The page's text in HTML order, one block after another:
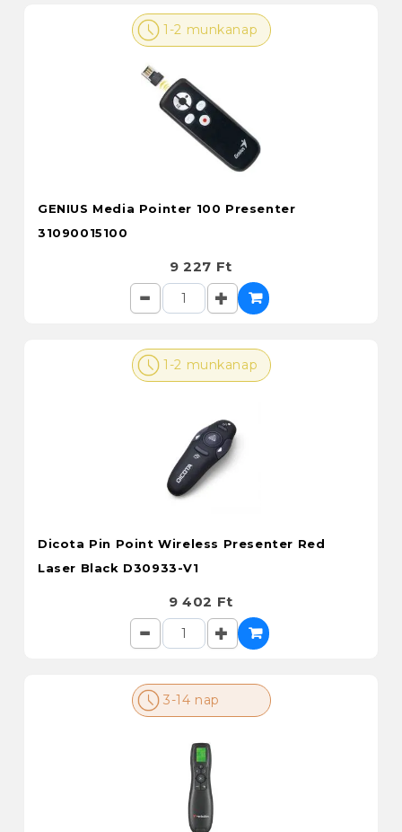
1-2 munkanap
GENIUS Media Pointer 100 Presenter
31090015100
9 227 Ft
1-2 munkanap
Dicota Pin Point Wireless Presenter Red
Laser Black D30933-V1
9 402 Ft
3-14 nap